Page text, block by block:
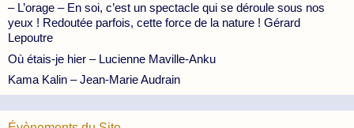
– L’orage – En soi, c’est un spectacle qui se déroule sous nos
yeux ! Redoutée parfois, cette force de la nature ! Gérard
Lepoutre
Où étais-je hier – Lucienne Maville-Anku
Kama Kalin – Jean-Marie Audrain